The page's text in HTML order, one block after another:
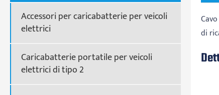
Accessori per caricabatterie per veicoli
elettrici
Caricabatterie portatile per veicoli
elettrici di tipo 2
di